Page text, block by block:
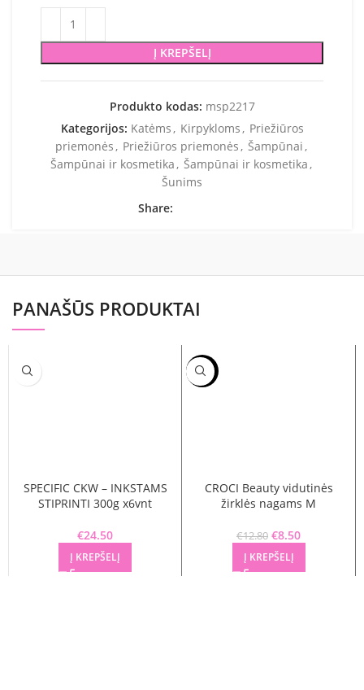
Į KREPŠELĮ
Produkto kodas: msp2217
Kategorijos: Katėms , Kirpykloms , Priežiūros
priemonės , Priežiūros priemonės , Šampūnai ,
Šampūnai ir kosmetika , Šampūnai ir kosmetika ,
Šunims
Share:
PANAŠŪS PRODUKTAI
SPECIFIC CKW – INKSTAMS
STIPRINTI 300g x6vnt
€24.50
Į KREPŠELĮ
-34%
CROCI Beauty vidutinės
žirklės nagams M
€12.80 Original price
was: €12.80.
€8.50
Į KREPŠELĮ